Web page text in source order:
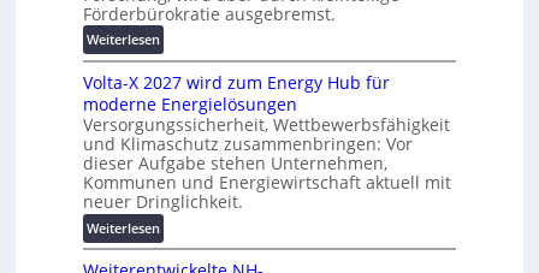
u
n
g
s
l
ö
s
u
n
g
e
n
h
u
t
z
u
n
d
d
i
g
i
Förderbürokratie ausgebremst.
Weiterlesen:
M
a
s
c
h
i
n
e
n
b
Volta-X 2027 wird zum Energy Hub für
moderne Energielösungen
Versorgungssicherheit, Wettbewerbsfähigkeit
und Klimaschutz zusammenbringen: Vor
dieser Aufgabe stehen Unternehmen,
Kommunen und Energiewirtschaft aktuell mit
neuer Dringlichkeit.
Weiterlesen:
V
o